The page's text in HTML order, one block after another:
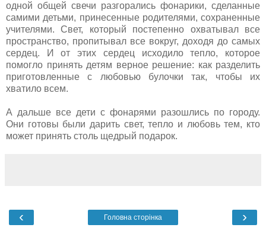
одной общей свечи разгорались фонарики, сделанные
самими детьми, принесенные родителями, сохраненные
учителями. Свет, который постепенно охватывал все
пространство, пропитывал все вокруг, доходя до самых
сердец. И от этих сердец исходило тепло, которое
помогло принять детям верное решение: как разделить
приготовленные с любовью булочки так, чтобы их
хватило всем.
А дальше все дети с фонарями разошлись по городу.
Они готовы были дарить свет, тепло и любовь тем, кто
может принять столь щедрый подарок.
‹ ›
Головна сторінка